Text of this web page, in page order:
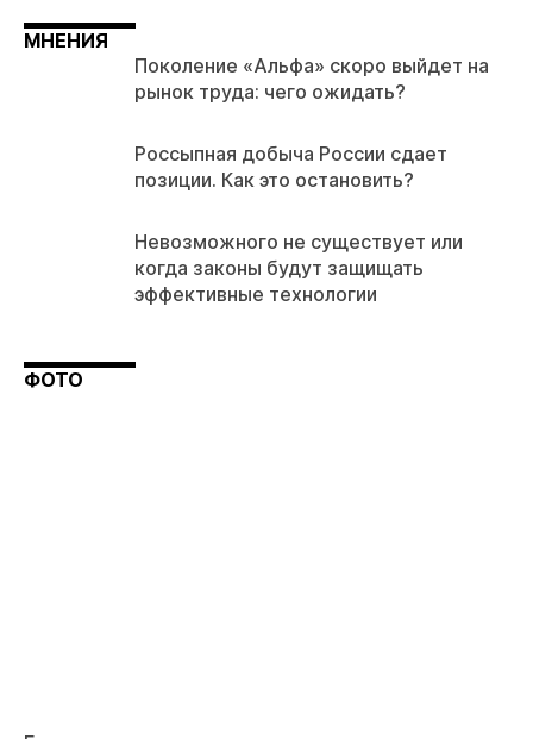
МНЕНИЯ
Поколение «Альфа» скоро выйдет на
рынок труда: чего ожидать?
Россыпная добыча России сдает
позиции. Как это остановить?
Невозможного не существует или
когда законы будут защищать
эффективные технологии
ФОТО